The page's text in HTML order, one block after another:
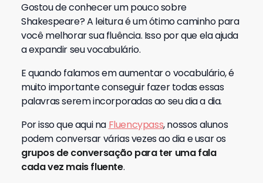
Gostou de conhecer um pouco sobre
Shakespeare? A leitura é um ótimo caminho para
você melhorar sua fluência. Isso por que ela ajuda
a expandir seu vocabulário.
E quando falamos em aumentar o vocabulário, é
muito importante conseguir fazer todas essas
palavras serem incorporadas ao seu dia a dia.
Por isso que aqui na Fluencypass, nossos alunos
podem conversar várias vezes ao dia e usar os
grupos de conversação para ter uma fala
cada vez mais fluente.